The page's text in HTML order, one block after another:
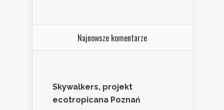
Najnowsze komentarze
Skywalkers, projekt
ecotropicana Poznań